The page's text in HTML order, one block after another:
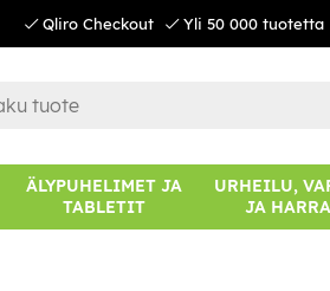
Qliro Checkout Yli 50 000 tuotetta
ÄLYPUHELIMET JA
TABLETIT
URHEILU,
JA